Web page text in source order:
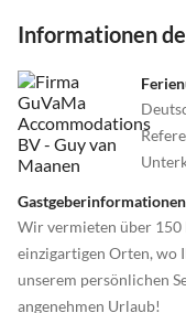
Informationen
Gastgeberinformationen
Wir vermieten über
einzigartigen Orten, wo
unserem persönlichen
angenehmen Urlaub!